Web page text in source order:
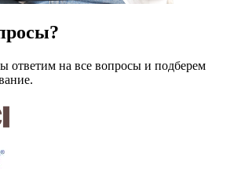
ответим на все вопросы и подберем